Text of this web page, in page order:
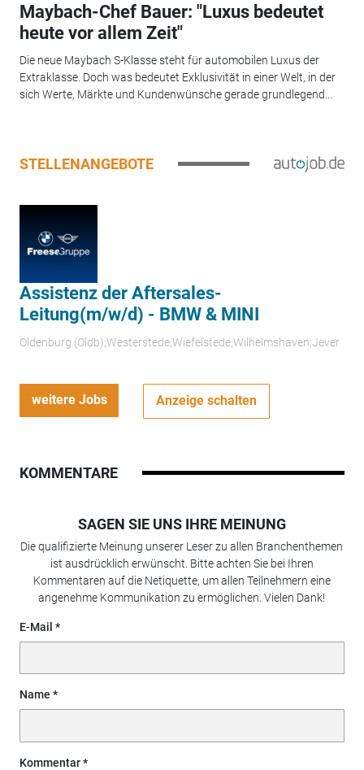
Maybach-Chef Bauer: "Luxus bedeutet
heute vor allem Zeit"
Die neue Maybach S-Klasse steht für automobilen Luxus der
Extraklasse. Doch was bedeutet Exklusivität in einer Welt, in der
sich Werte, Märkte und Kundenwünsche gerade grundlegend...
STELLENANGEBOTE
Assistenz der Aftersales-
Leitung(m/w/d) - BMW & MINI
Oldenburg (Oldb);Westerstede;Wiefelstede;Wilhelmshaven;Jever
weitere Jobs Anzeige schalten
KOMMENTARE
SAGEN SIE UNS IHRE MEINUNG
Die qualifizierte Meinung unserer Leser zu allen Branchenthemen
ist ausdrücklich erwünscht. Bitte achten Sie bei Ihren
Kommentaren auf die Netiquette, um allen Teilnehmern eine
angenehme Kommunikation zu ermöglichen. Vielen Dank!
E-Mail
Name
Kommentar